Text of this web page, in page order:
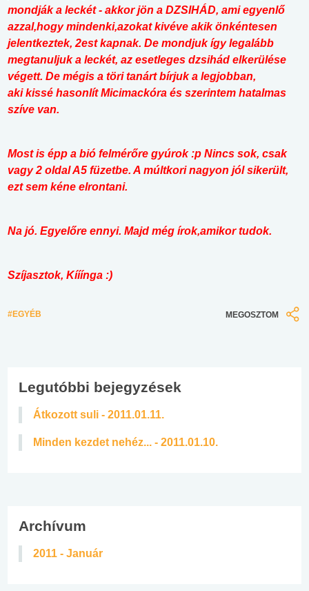
mondják a leckét - akkor jön a DZSIHÁD, ami egyenlő
azzal,hogy mindenki,azokat kivéve akik önkéntesen
jelentkeztek, 2est kapnak. De mondjuk így legalább
megtanuljuk a leckét, az esetleges dzsihád elkerülése
végett. De mégis a töri tanárt bírjuk a legjobban,
aki kissé hasonlít Micimackóra és szerintem hatalmas
szíve van.
Most is épp a bió felmérőre gyúrok :p Nincs sok, csak
vagy 2 oldal A5 füzetbe. A múltkori nagyon jól sikerült,
ezt sem kéne elrontani.
Na jó. Egyelőre ennyi. Majd még írok,amikor tudok.
Szíjasztok, Kííínga :)
#EGYÉB MEGOSZTOM
Legutóbbi bejegyzések
Átkozott suli - 2011.01.11.
Minden kezdet nehéz... - 2011.01.10.
Archívum
2011 - Január